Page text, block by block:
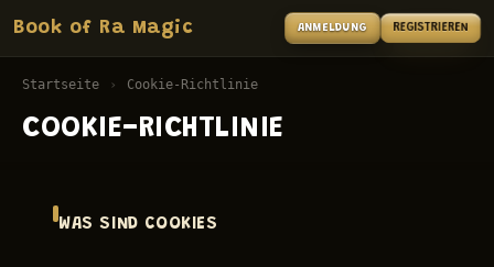
Book of Ra Magic ANMELDUNG REGISTRIEREN
Startseite › Cookie-Richtlinie
COOKIE-RICHTLINIE
WAS SIND COOKIES